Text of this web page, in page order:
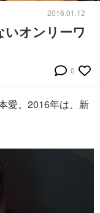
2016.01.12
いオンリーワ
0
愛。2016年は、新